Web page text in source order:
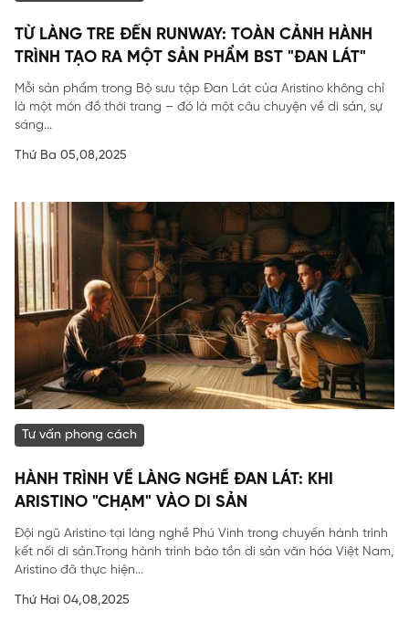
TỪ LÀNG TRE ĐẾN RUNWAY: TOÀN CẢNH HÀNH
TRÌNH TẠO RA MỘT SẢN PHẨM BST "ĐAN LÁT"
Mỗi sản phẩm trong Bộ sưu tập Đan Lát của Aristino không chỉ
là một món đồ thời trang – đó là một câu chuyện về di sản, sự
sáng...
Thứ Ba 05,08,2025
Tư vấn phong cách
HÀNH TRÌNH VỀ LÀNG NGHỀ ĐAN LÁT: KHI
ARISTINO "CHẠM" VÀO DI SẢN
Đội ngũ Aristino tại làng nghề Phú Vinh trong chuyến hành trình
kết nối di sản.Trong hành trình bảo tồn di sản văn hóa Việt Nam,
Aristino đã thực hiện...
Thứ Hai 04,08,2025